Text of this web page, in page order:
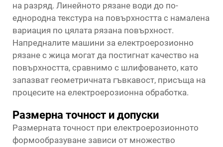
на разряд. Линейното рязане води до по-
еднородна текстура на повърхността с намалена
вариация по цялата рязана повърхност.
Напредналите машини за електроерозионно
рязане с жица могат да постигнат качество на
повърхността, сравнимо с шлифоването, като
запазват геометричната гъвкавост, присъща на
процесите на електроерозионна обработка.
Размерна точност и допуски
Размерната точност при електроерозионното
формообразуване зависи от множество